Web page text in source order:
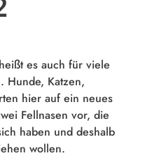
es auch für viele
Hunde, Katzen,
hier auf ein neues
Fellnasen vor, die
haben und deshalb
wollen.